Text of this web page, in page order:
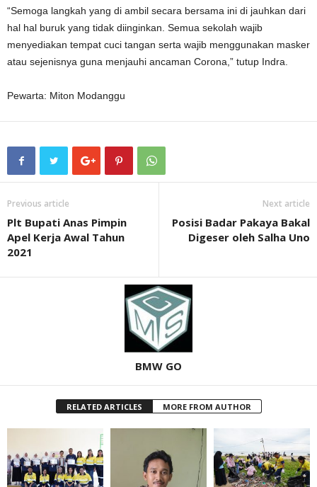
“Semoga langkah yang di ambil secara bersama ini di jauhkan dari
hal hal buruk yang tidak diinginkan. Semua sekolah wajib
menyediakan tempat cuci tangan serta wajib menggunakan masker
atau sejenisnya guna menjauhi ancaman Corona,” tutup Indra.
Pewarta: Miton Modanggu
Previous article
Plt Bupati Anas Pimpin
Apel Kerja Awal Tahun
2021
Next article
Posisi Badar Pakaya Bakal
Digeser oleh Salha Uno
BMW GO
RELATED ARTICLES MORE FROM AUTHOR